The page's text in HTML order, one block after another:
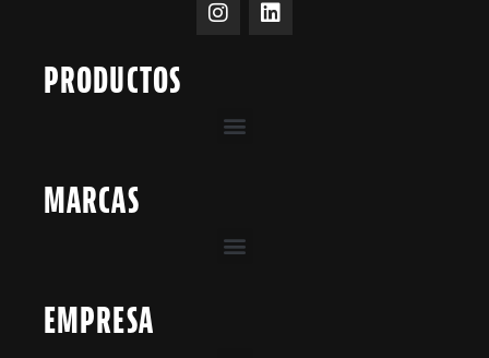
PRODUCTOS
MARCAS
EMPRESA